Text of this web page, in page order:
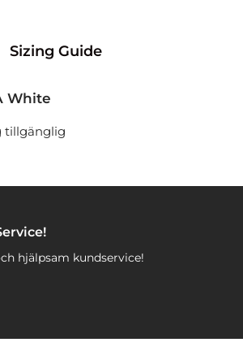
Sizing Guide
White
tillgänglig
hjälpsam kundservice!